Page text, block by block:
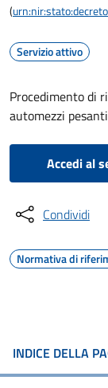
(
Servizio attivo
Procedimento di
automezzi
Accedi al
Condividi
Normativa di
INDICE DELLA